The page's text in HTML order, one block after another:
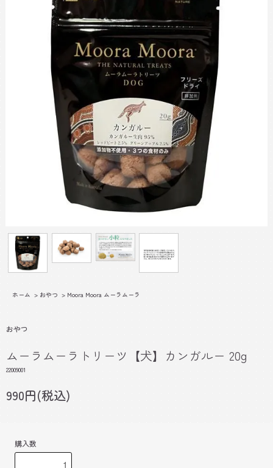
ホーム > おやつ > Moora Moora ムーラムーラ
おやつ
ムーラムーラトリーツ【犬】カンガルー 20g
22009001
990円(税込)
購入数